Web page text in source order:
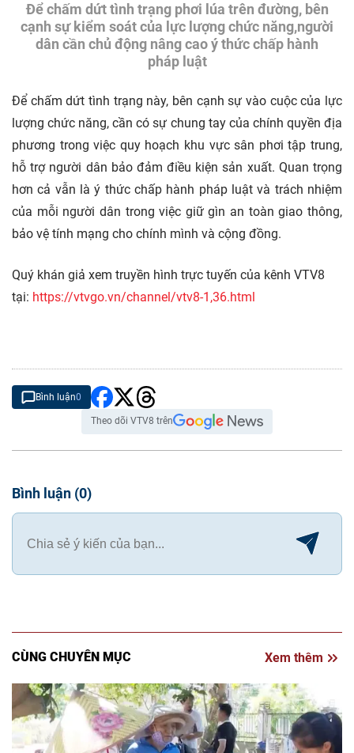
Để chấm dứt tình trạng phơi lúa trên đường, bên
cạnh sự kiểm soát của lực lượng chức năng,người
dân cần chủ động nâng cao ý thức chấp hành
pháp luật
Để chấm dứt tình trạng này, bên cạnh sự vào cuộc của lực
lượng chức năng, cần có sự chung tay của chính quyền địa
phương trong việc quy hoạch khu vực sân phơi tập trung,
hỗ trợ người dân bảo đảm điều kiện sản xuất. Quan trọng
hơn cả vẫn là ý thức chấp hành pháp luật và trách nhiệm
của mỗi người dân trong việc giữ gìn an toàn giao thông,
bảo vệ tính mạng cho chính mình và cộng đồng.
Quý khán giả xem truyền hình trực tuyến của kênh VTV8
tại: https://vtvgo.vn/channel/vtv8-1,36.html
Bình luận0
Theo dõi VTV8 trên
Bình luận (0)
CÙNG CHUYÊN MỤC Xem thêm